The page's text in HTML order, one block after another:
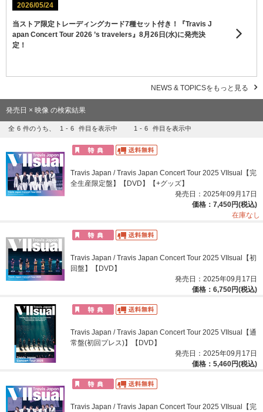
2026/05/24
当ストア限定トレーディングカード7種セット付き！『Travis J
apan Concert Tour 2026 ’s travelers』8月26日(水)に発売決
定！
NEWS & TOPICSをもっと見る
発売日 × 映像 の検索結果
全 6 件のうち、 1 - 6 件目を表示中 1 - 6 件目を表示中
Travis Japan / Travis Japan Concert Tour 2025 VIIsual【完
全生産限定盤】【DVD】【+グッズ】
発売日：2025年09月17日
価格：7,450円(税込)
在庫なし
Travis Japan / Travis Japan Concert Tour 2025 VIIsual【初
回盤】【DVD】
発売日：2025年09月17日
価格：6,750円(税込)
Travis Japan / Travis Japan Concert Tour 2025 VIIsual【通
常盤(初回プレス)】【DVD】
発売日：2025年09月17日
価格：5,460円(税込)
Travis Japan / Travis Japan Concert Tour 2025 VIIsual【完